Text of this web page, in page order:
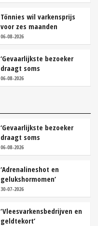
Tönnies wil varkensprijs
voor zes maanden
vastleggen
06-08-2026
‘Gevaarlijkste bezoeker
draagt soms
overschoenen’
06-08-2026
‘Gevaarlijkste bezoeker
draagt soms
overschoenen’
06-08-2026
‘Adrenalineshot en
gelukshormomen’
30-07-2026
‘Vleesvarkensbedrijven en
geldtekort’